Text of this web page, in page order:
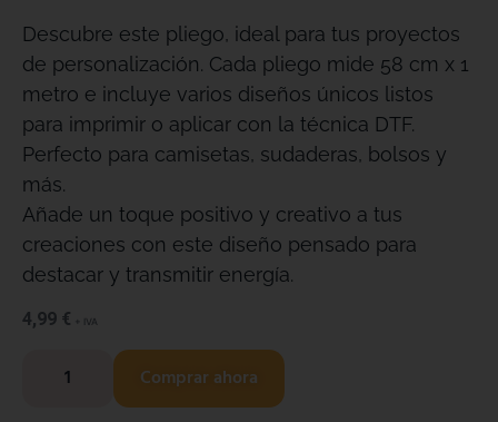
Descubre este pliego, ideal para tus proyectos
de personalización. Cada pliego mide 58 cm x 1
metro e incluye varios diseños únicos listos
para imprimir o aplicar con la técnica DTF.
Perfecto para camisetas, sudaderas, bolsos y
más.
Añade un toque positivo y creativo a tus
creaciones con este diseño pensado para
destacar y transmitir energía.
4,99 € + IVA
Comprar ahora